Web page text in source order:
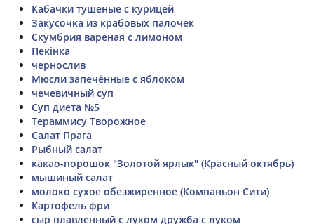
Кабачки тушеные с курицей
Закусочка из крабовых палочек
Скумбрия вареная с лимоном
Пекінка
чернослив
Мюсли запечённые с яблоком
чечевичный суп
Суп диета №5
Тераммису Творожное
Салат Прага
Рыбный салат
какао-порошок "Золотой ярлык" (Красный октябрь)
мышиный салат
молоко сухое обезжиренное (Компаньон Сити)
Картофель фри
сыр плавленный с луком дружба с луком